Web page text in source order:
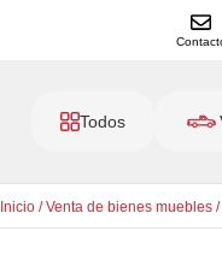
Todos
Inicio /Venta de bienes muebles /